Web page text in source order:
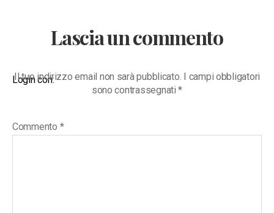
Lascia un commento
Login con:
Il tuo indirizzo email non sarà pubblicato. I campi obbligatori
sono contrassegnati*
Commento *